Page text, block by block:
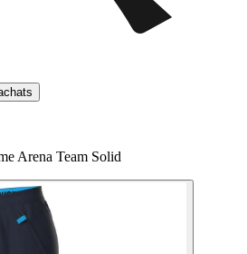
Arena Team Solid